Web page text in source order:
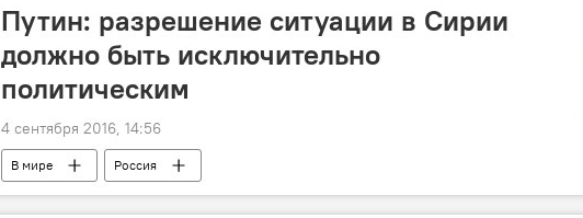
Путин: разрешение ситуации в Сирии
должно быть исключительно
политическим
4 сентября 2016, 14:56
В мире Россия